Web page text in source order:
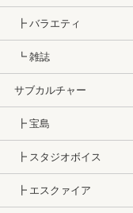
┣ バラエティ
┗ 雑誌
サブカルチャー
┣ 宝島
┣ スタジオボイス
┣ エスクァイア